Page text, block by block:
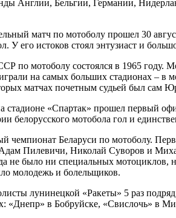
Англии, Бельгии, Германии,
матч по мотоболу прошел 30
У его истоков стоял энтузиаст и
по мотоболу состоялся в 1965 году.
на самых больших стадионах –
матчах почетным судьей был сам
стадионе «Спартак» прошел первый
белорусского мотобола гол и
чемпионат Беларуси по мотоболу.
Пилевичи, Николай Суворов и
не было ни специальных
молодежь и болельщиков.
лунинецкой «Ракеты» 5 раз
«Днепр» в Бобруйске, «Свислочь» в